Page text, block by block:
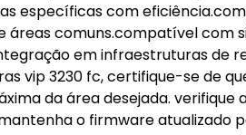
específicas com
áreas comuns.compatível com
em infraestruturas de
vip 3230 fc, certifique-se de
da área desejada.
o firmware atualizado